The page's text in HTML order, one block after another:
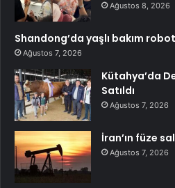
Ağustos 8, 2026
Shandong’da yaşlı bakım
Ağustos 7, 2026
Kütahya’da
Satıldı
Ağustos 7, 2026
İran’ın füze
Ağustos 7, 2026